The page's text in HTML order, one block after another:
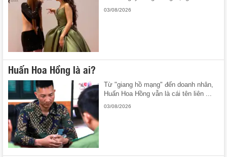
03/08/2026
Huấn Hoa Hồng là ai?
Từ "giang hồ mạng" đến doanh nhân,
Huấn Hoa Hồng vẫn là cái tên liên ...
03/08/2026